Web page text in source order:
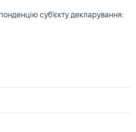
суб'єкту декларування: